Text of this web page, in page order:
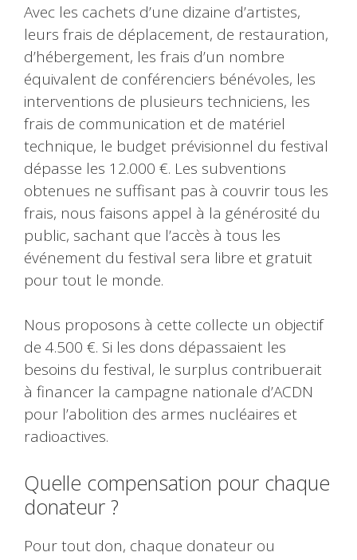
Avec les cachets d’une dizaine d’artistes,
leurs frais de déplacement, de restauration,
d’hébergement, les frais d’un nombre
équivalent de conférenciers bénévoles, les
interventions de plusieurs techniciens, les
frais de communication et de matériel
technique, le budget prévisionnel du festival
dépasse les 12.000 €. Les subventions
obtenues ne suffisant pas à couvrir tous les
frais, nous faisons appel à la générosité du
public, sachant que l’accès à tous les
événement du festival sera libre et gratuit
pour tout le monde.
Nous proposons à cette collecte un objectif
de 4.500 €. Si les dons dépassaient les
besoins du festival, le surplus contribuerait
à financer la campagne nationale d’ACDN
pour l’abolition des armes nucléaires et
radioactives.
Quelle compensation pour chaque
donateur ?
Pour tout don, chaque donateur ou